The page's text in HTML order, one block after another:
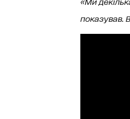
показував.